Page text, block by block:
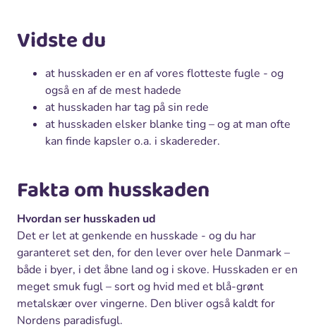
Vidste du
at husskaden er en af vores flotteste fugle - og
også en af de mest hadede
at husskaden har tag på sin rede
at husskaden elsker blanke ting – og at man ofte
kan finde kapsler o.a. i skadereder.
Fakta om husskaden
Hvordan ser husskaden ud
Det er let at genkende en husskade - og du har
garanteret set den, for den lever over hele Danmark –
både i byer, i det åbne land og i skove. Husskaden er en
meget smuk fugl – sort og hvid med et blå-grønt
metalskær over vingerne. Den bliver også kaldt for
Nordens paradisfugl.